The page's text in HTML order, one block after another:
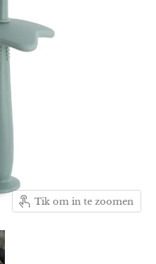
Tik om in te zoomen